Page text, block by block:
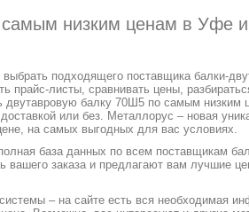
низким ценам в Уфе
подходящего поставщика балки-
листы, сравнивать цены,
балку 70Ш5 по самым низким
или без. Металлорус – новая
на самых выгодных для вас условиях.
база данных по всем поставщикам
вашего заказа и предлагают вам лучшие
– на сайте есть вся необходимая